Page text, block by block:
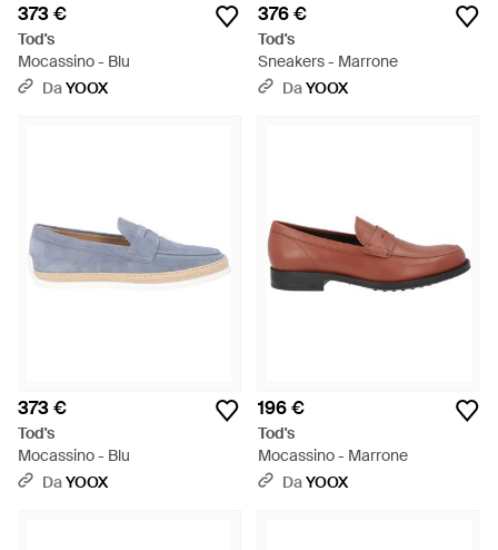
373 €
Tod's
Mocassino - Blu
DaYOOX
376 €
Tod's
Sneakers - Marrone
DaYOOX
373 €
Tod's
Mocassino - Blu
DaYOOX
196 €
Tod's
Mocassino - Marrone
DaYOOX